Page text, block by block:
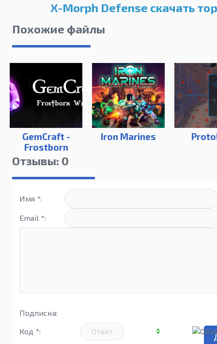
X-Morph Defense скачать
Похожие файлы
GemCraft -
Frostborn
Wrath
Iron Marines
Отзывы: 0
Имя *:
Email *:
Подписка:
Код *: